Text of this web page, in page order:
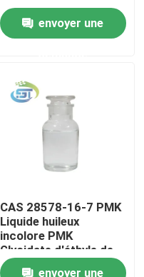
expédition sûre
envoyer une
CAS 28578-16-7 PMK
Liquide huileux
incolore PMK
Glycidate d'éthyle de
haute qualité
envoyer une